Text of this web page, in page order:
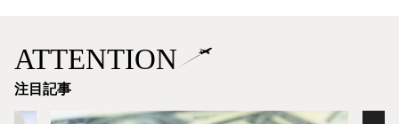
ATTENTION
注目記事